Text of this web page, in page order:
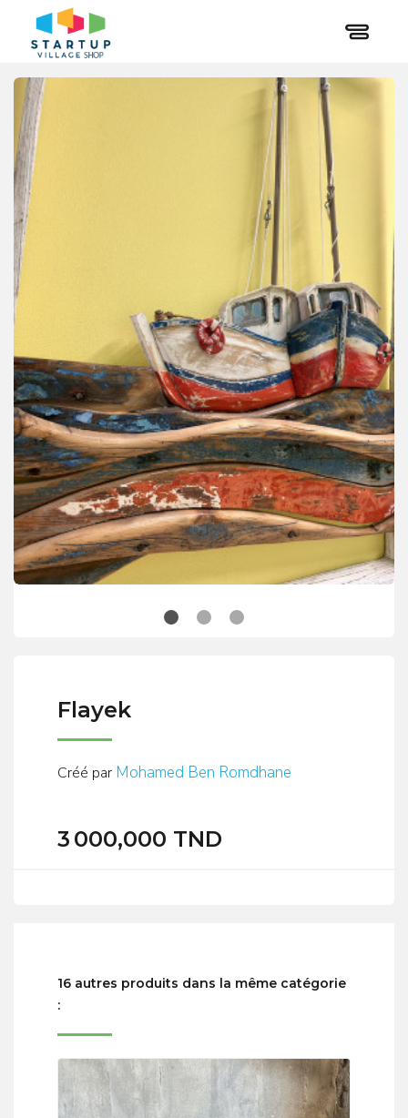
Flayek
Créé par Mohamed Ben Romdhane
3 000,000 TND
16 autres produits dans la même catégorie
: